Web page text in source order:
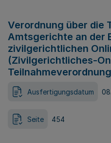
Verordnung über die
Amtsgerichte an der
zivilgerichtlichen
(Zivilgerichtliches-
Ausfertigungsdatum
Seite 454